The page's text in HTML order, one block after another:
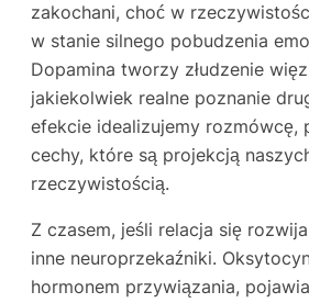
zakochani, choć w
w stanie silnego pobudzenia
Dopamina tworzy złudzenie
jakiekolwiek realne poznanie
efekcie idealizujemy rozmówcę,
cechy, które są projekcją
rzeczywistością.
Z czasem, jeśli relacja się
inne neuroprzekaźniki.
hormonem przywiązania,